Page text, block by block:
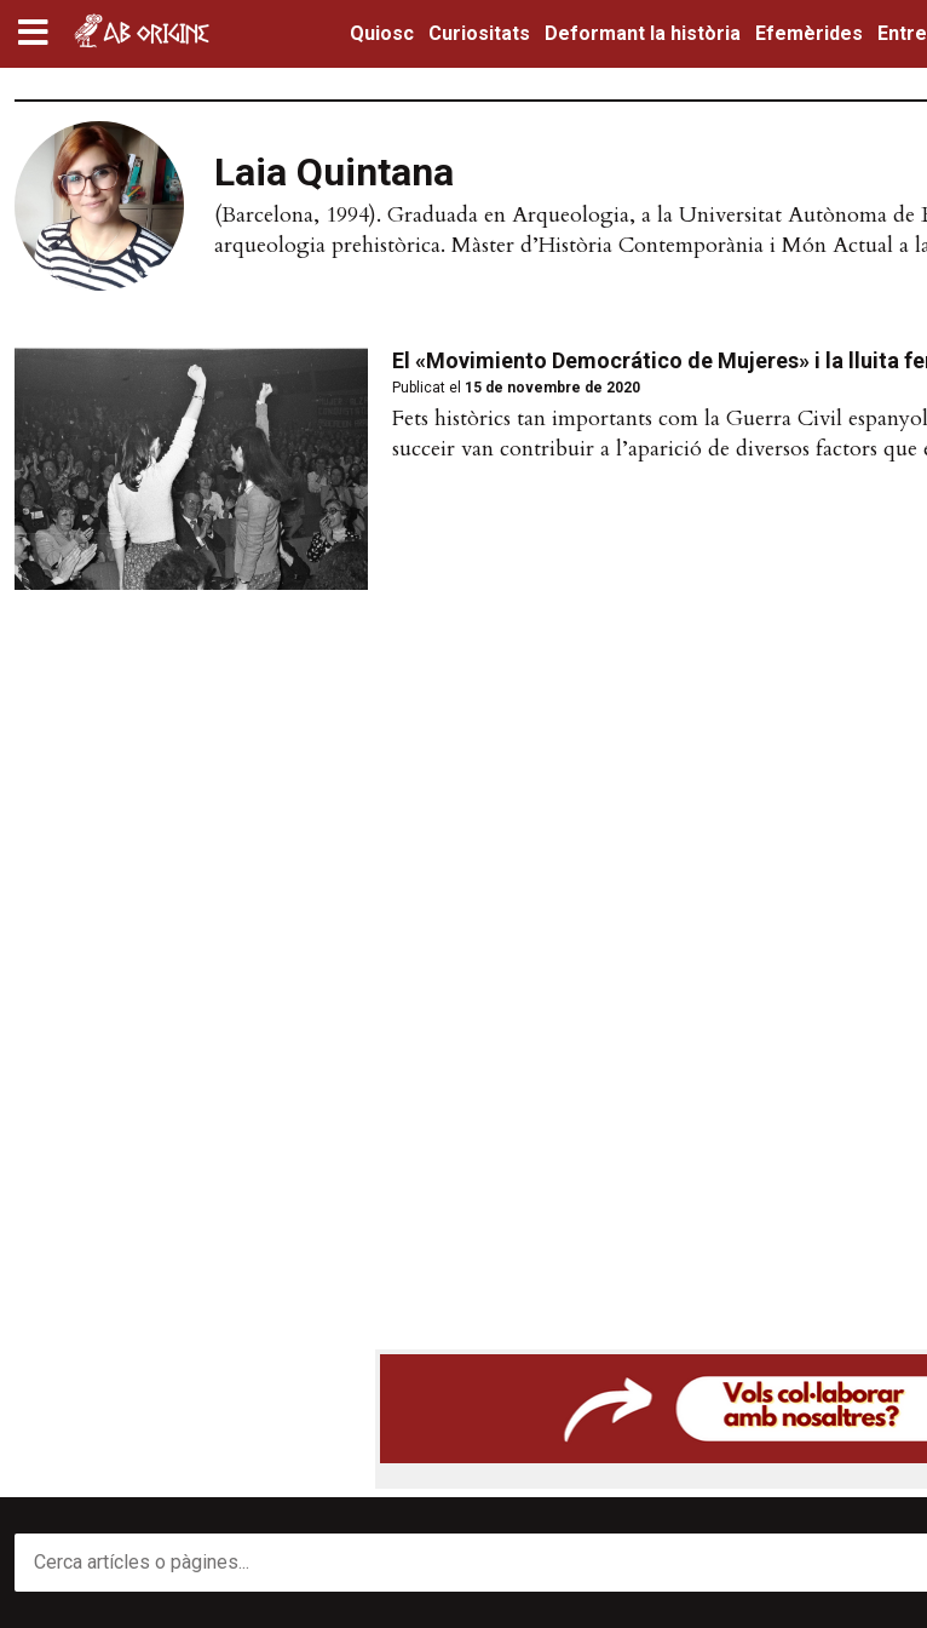
Quiosc Curiositats Deformant la història Efemèrides
Laia Quintana
(Barcelona, 1994). Graduada en Arqueologia, a la Universitat Autònoma de
arqueologia prehistòrica. Màster d’Història Contemporània i Món Actual a
El «Movimiento Democrático de Mujeres» i la lluita
Publicat el 15 de novembre de 2020
Fets històrics tan importants com la Guerra Civil
succeir van contribuir a l’aparició de diversos factors que